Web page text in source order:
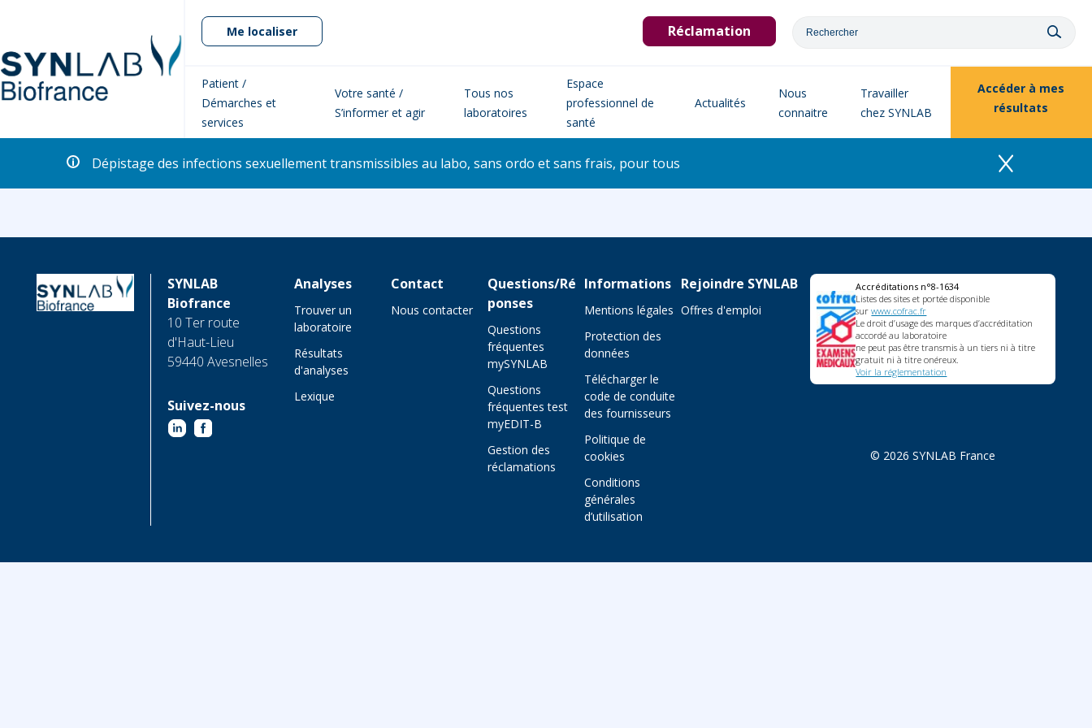
Me localiser Réclamation
Patient /
Démarches et
services
Votre santé /
S’informer et agir
Tous nos
laboratoires
Espace
professionnel de
santé
Actualités
Nous
connaitre
Travailler
chez SYNLAB
Accéder à mes
résultats
Dépistage des infections sexuellement transmissibles au labo, sans ordo et sans frais, pour tous
SYNLAB
Biofrance
10 Ter route
d'Haut-Lieu
59440 Avesnelles
Suivez-nous
Analyses
Trouver un
laboratoire
Résultats
d'analyses
Lexique
Contact
Nous contacter
Questions/Ré
ponses
Questions
fréquentes
mySYNLAB
Questions
fréquentes test
myEDIT-B
Gestion des
réclamations
Informations
Mentions légales
Protection des
données
Télécharger le
code de conduite
des fournisseurs
Politique de
cookies
Conditions
générales
d’utilisation
Rejoindre SYNLAB
Offres d'emploi
Accréditations n°8-1634
Listes des sites et portée disponible
surwww.cofrac.fr
Le droit d’usage des marques d’accréditation
accordé au laboratoire
ne peut pas être transmis à un tiers ni à titre
gratuit ni à titre onéreux.
Voir la réglementation
© 2026 SYNLAB France